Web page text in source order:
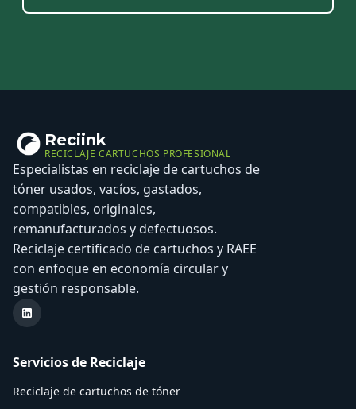
Reciink
RECICLAJE CARTUCHOS PROFESIONAL
Especialistas en reciclaje de cartuchos de
tóner usados, vacíos, gastados,
compatibles, originales,
remanufacturados y defectuosos.
Reciclaje certificado de cartuchos y RAEE
con enfoque en economía circular y
gestión responsable.
LinkedIn Reciink
Servicios de Reciclaje
Reciclaje de cartuchos de tóner